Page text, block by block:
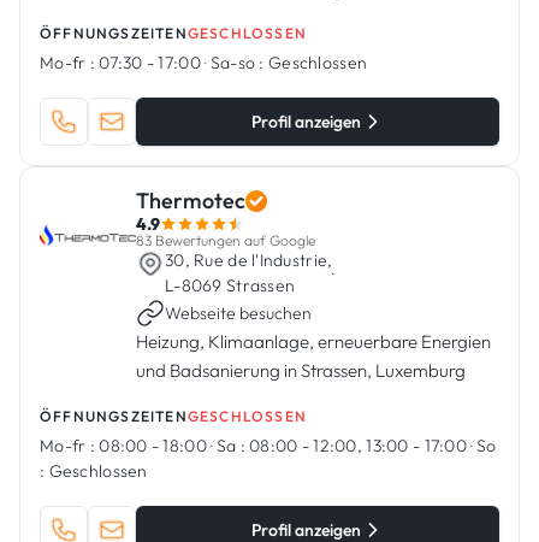
ÖFFNUNGSZEITENGESCHLOSSEN
Mo-fr : 07:30 - 17:00·Sa-so : Geschlossen
Profil anzeigen
Thermotec
4.9
83 Bewertungen auf Google
30, Rue de l'Industrie,
L-8069 Strassen
·
Webseite besuchen
Heizung, Klimaanlage, erneuerbare Energien
und Badsanierung in Strassen, Luxemburg
ÖFFNUNGSZEITENGESCHLOSSEN
Mo-fr : 08:00 - 18:00·Sa : 08:00 - 12:00, 13:00 - 17:00·So
: Geschlossen
Profil anzeigen